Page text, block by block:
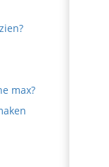
max?